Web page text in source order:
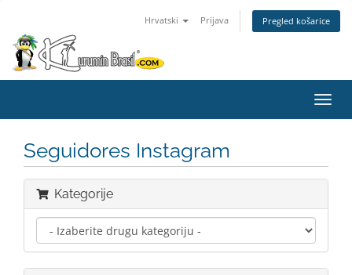
Hrvatski Prijava Pregled košarice
Seguidores Instagram
Kategorije